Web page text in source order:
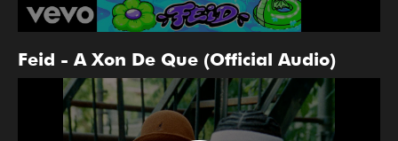
Feid - A Xon De Que (Official Audio)